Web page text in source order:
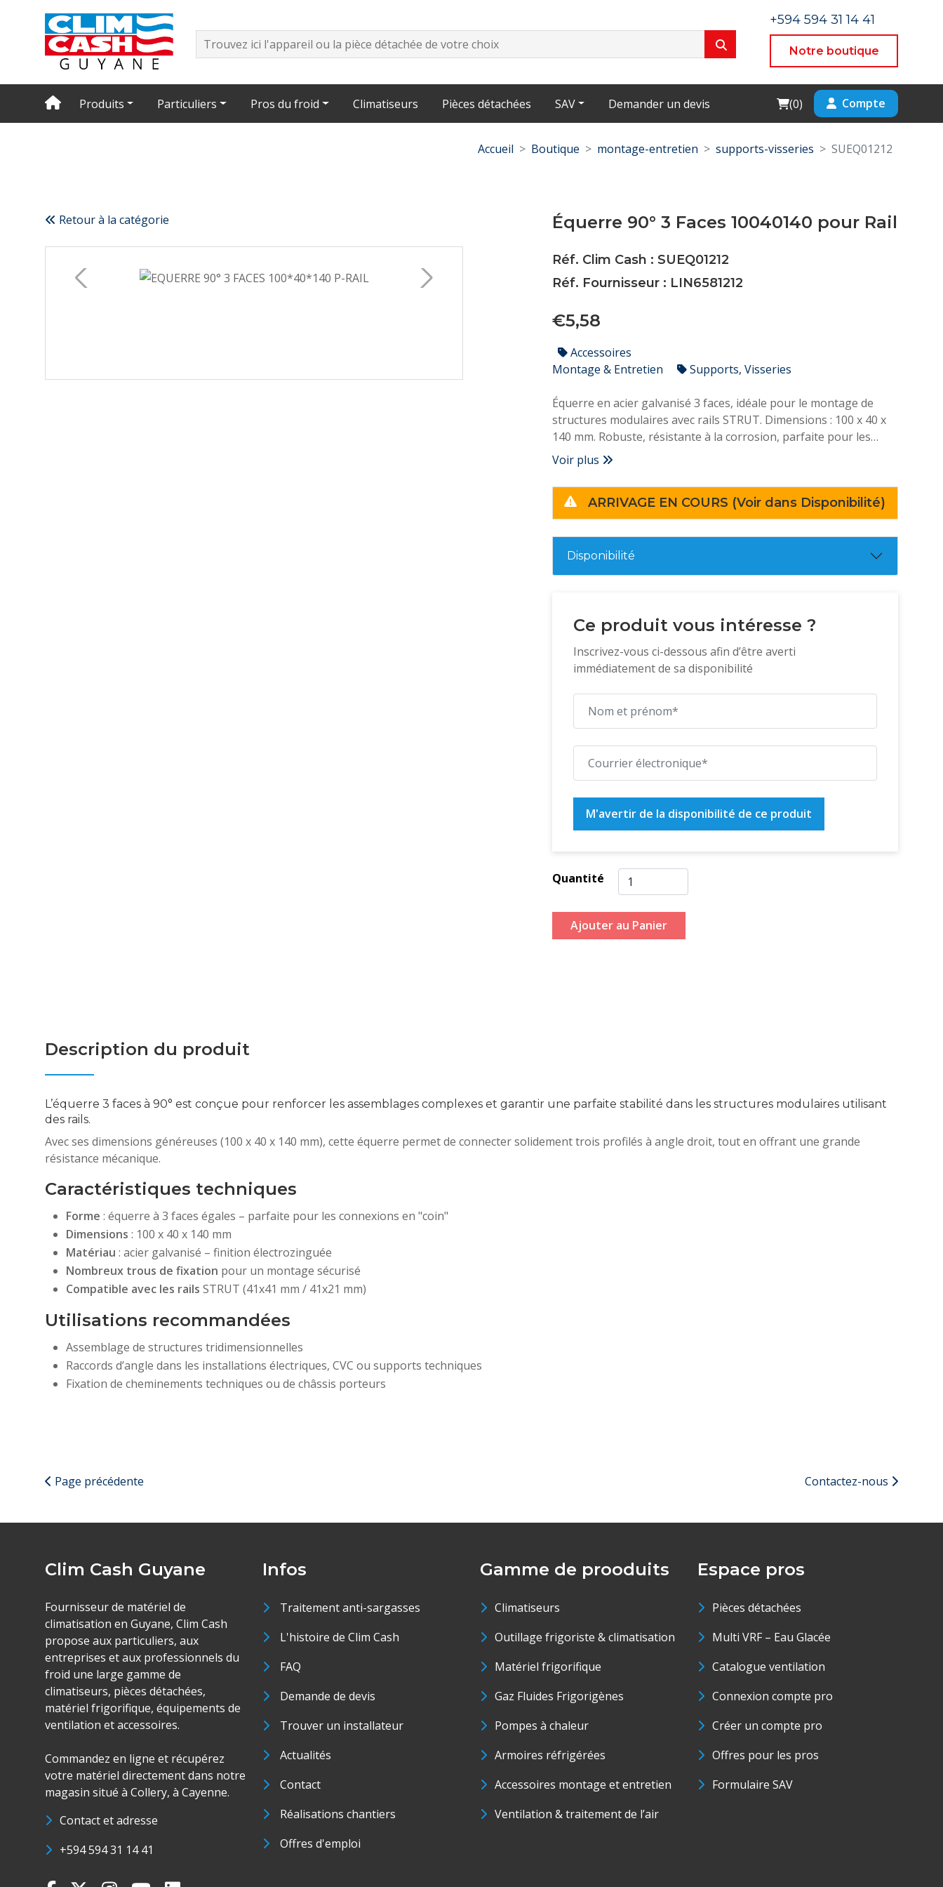
+594 594 31 14 41
Notre boutique
Produits Particuliers Pros du froid Climatiseurs Pièces détachées SAV Demander un devis Cart
(0) Compte
Accueil Boutique montage-entretien supports-visseries SUEQ01212
Retour à la catégorie Équerre 90° 3 Faces 10040140 pour Rail
Réf. Clim Cash : SUEQ01212
Réf. Fournisseur : LIN6581212
€5,58
Accessoires
Montage & Entretien
Supports, Visseries
Équerre en acier galvanisé 3 faces, idéale pour le montage de
structures modulaires avec rails STRUT. Dimensions : 100 x 40 x
140 mm. Robuste, résistante à la corrosion, parfaite pour les
assemblages d’angles renforcés.
Voir plus
ARRIVAGE EN COURS (Voir dans Disponibilité)
Disponibilité
Ce produit vous intéresse ?
Inscrivez-vous ci-dessous afin d’être averti
immédiatement de sa disponibilité
M'avertir de la disponibilité de ce produit
Quantité
Ajouter au Panier
Description du produit
L’équerre 3 faces à 90° est conçue pour renforcer les assemblages complexes et garantir une parfaite stabilité dans les structures modulaires utilisant
des rails.
Avec ses dimensions généreuses (100 x 40 x 140 mm), cette équerre permet de connecter solidement trois profilés à angle droit, tout en offrant une grande
résistance mécanique.
Caractéristiques techniques
Forme : équerre à 3 faces égales – parfaite pour les connexions en "coin"
Dimensions : 100 x 40 x 140 mm
Matériau : acier galvanisé – finition électrozinguée
Nombreux trous de fixation pour un montage sécurisé
Compatible avec les rails STRUT (41x41 mm / 41x21 mm)
Utilisations recommandées
Assemblage de structures tridimensionnelles
Raccords d’angle dans les installations électriques, CVC ou supports techniques
Fixation de cheminements techniques ou de châssis porteurs
Page précédente Contactez-nous
Clim Cash Guyane
Fournisseur de matériel de
climatisation en Guyane, Clim Cash
propose aux particuliers, aux
entreprises et aux professionnels du
froid une large gamme de
climatiseurs, pièces détachées,
matériel frigorifique, équipements de
ventilation et accessoires.
Commandez en ligne et récupérez
votre matériel directement dans notre
magasin situé à Collery, à Cayenne.
Contact et adresse
+594 594 31 14 41
Infos
Traitement anti-sargasses
L'histoire de Clim Cash
FAQ
Demande de devis
Trouver un installateur
Actualités
Contact
Réalisations chantiers
Offres d'emploi
Gamme de prooduits
Climatiseurs
Outillage frigoriste & climatisation
Matériel frigorifique
Gaz Fluides Frigorigènes
Pompes à chaleur
Armoires réfrigérées
Accessoires montage et entretien
Ventilation & traitement de l’air
Espace pros
Pièces détachées
Multi VRF – Eau Glacée
Catalogue ventilation
Connexion compte pro
Créer un compte pro
Offres pour les pros
Formulaire SAV